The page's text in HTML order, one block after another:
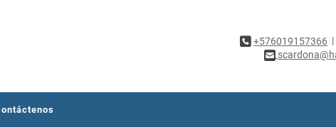
+576019157366 |